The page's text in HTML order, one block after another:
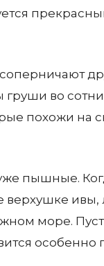
во
похожи на
пышные.
верхушке
море.
особенно